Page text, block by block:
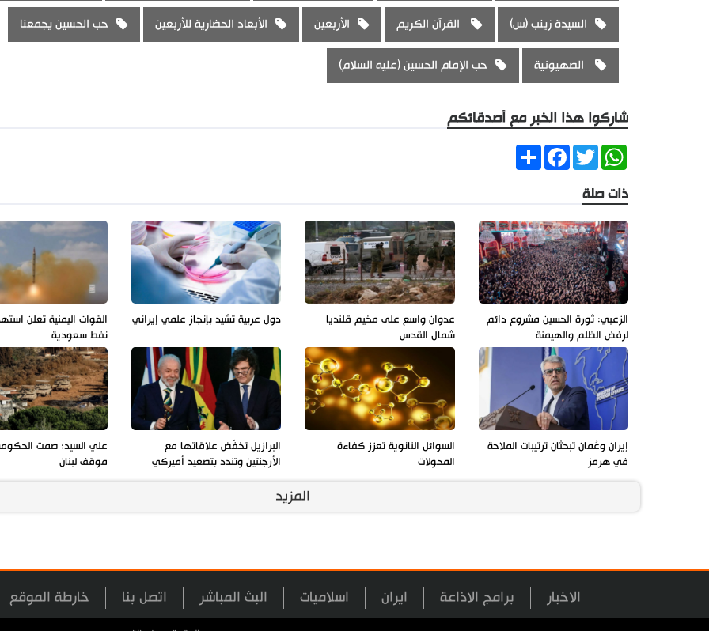
السيدة زينب (س) القرآن الكريم الأربعين الأبعاد الحضارية للأربعين حب الحسين يجمعنا
الصهيونية حب الإمام الحسين (عليه السلام)
شاركوا هذا الخبر مع أصدقائكم
ShareFacebookTwitter
WhatsApp
ذات صلة
الزعبي: ثورة الحسين مشروع دائم
لرفض الظلم والهيمنة
عدوان واسع على مخيم قلنديا
شمال القدس
دول عربية تشيد بإنجاز علمي إيراني
القوات اليمنية تعلن
نفط سعودية
إيران وعُمان تبحثان ترتيبات الملاحة
في هرمز
السوائل النانوية تعزز كفاءة
المحولات
البرازيل تخفّض علاقاتها مع
الأرجنتين وتندد بتصعيد أميركي
علي السيد: صمت
موقف لبنان
المزيد
الاخبار برامج الاذاعة ايران اسلاميات البث المباشر اتصل بنا خارطة الموقع